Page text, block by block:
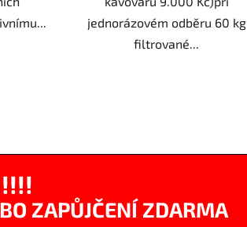
jednorázovém odběru 60 kg
filtrované...
ZAPŮJČENÍ ZDARMA